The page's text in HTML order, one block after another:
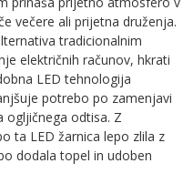
večere ali prijetna druženja.
tradicionalnim
električnih računov, hkrati
LED tehnologija
potrebo po zamenjavi
ogljičnega odtisa. Z
ta LED žarnica lepo zlila z
dodala topel in udoben